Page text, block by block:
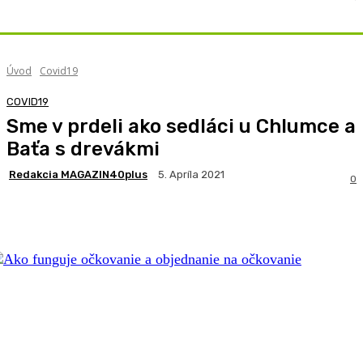
Úvod Covid19
COVID19
Sme v prdeli ako sedláci u Chlumce a
Baťa s drevákmi
Redakcia MAGAZIN40plus 5. Apríla 2021 0